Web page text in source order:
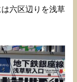
六区辺りを浅草